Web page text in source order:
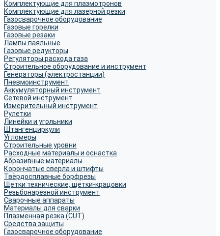
Комплектующие для плазмотронов
Комплектующие для лазерной резки
Газосварочное оборудование
Газовые горелки
Газовые резаки
Лампы паяльные
Газовые редукторы
Регуляторы расхода газа
Строительное оборудование и инструмент
Генераторы (электростанции)
Пневмоинструмент
Аккумуляторный инструмент
Сетевой инструмент
Измерительный инструмент
Рулетки
Линейки и угольники
Штангенциркули
Угломеры
Строительные уровни
Расходные материалы и оснастка
Абразивные материалы
Корончатые сверла и штифты
Твёрдосплавные борфрезы
Щетки технические, щетки-крацовки
Резьбонарезной инструмент
Сварочные аппараты
Материалы для сварки
Плазменная резка (CUT)
Средства защиты
Газосварочное оборудование